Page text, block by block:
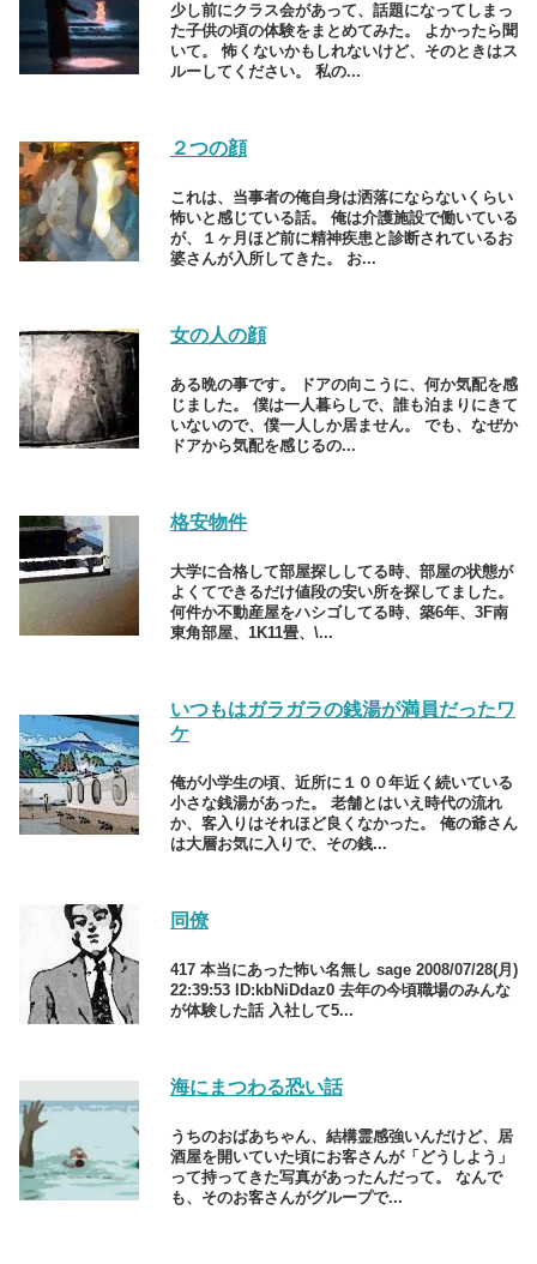
少し前にクラス会があって、話題になってしまっ
た子供の頃の体験をまとめてみた。 よかったら聞
いて。 怖くないかもしれないけど、そのときはス
ルーしてください。 私の...
２つの顔
これは、当事者の俺自身は洒落にならないくらい
怖いと感じている話。 俺は介護施設で働いている
が、１ヶ月ほど前に精神疾患と診断されているお
婆さんが入所してきた。 お...
女の人の顔
ある晩の事です。 ドアの向こうに、何か気配を感
じました。 僕は一人暮らしで、誰も泊まりにきて
いないので、僕一人しか居ません。 でも、なぜか
ドアから気配を感じるの...
格安物件
大学に合格して部屋探ししてる時、部屋の状態が
よくてできるだけ値段の安い所を探してました。
何件か不動産屋をハシゴしてる時、築6年、3F南
東角部屋、1K11畳、\...
いつもはガラガラの銭湯が満員だったワ
ケ
俺が小学生の頃、近所に１００年近く続いている
小さな銭湯があった。 老舗とはいえ時代の流れ
か、客入りはそれほど良くなかった。 俺の爺さん
は大層お気に入りで、その銭...
同僚
417 本当にあった怖い名無し sage 2008/07/28(月)
22:39:53 ID:kbNiDdaz0 去年の今頃職場のみんな
が体験した話 入社して5...
海にまつわる恐い話
うちのおばあちゃん、結構霊感強いんだけど、居
酒屋を開いていた頃にお客さんが「どうしよう」
って持ってきた写真があったんだって。 なんで
も、そのお客さんがグループで...